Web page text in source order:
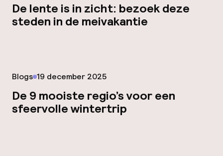
De lente is in zicht: bezoek deze
steden in de meivakantie
Blogs Gepubliceerd op
19 december 2025
De 9 mooiste regio’s voor een
sfeervolle wintertrip